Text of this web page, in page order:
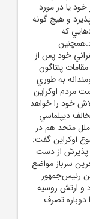
يا در مورد
و هيچ گونه
که
خود پس از
پنتاگون
به طوري
مردم اوکراين
خود را خواهد
ديپلماسي
ملل متحد هم در
اوکراين گفت:
پذيرش از دست
سرباز مواضع
رئيس‌جمهور
و ارتش روسيه
دوباره تصرف